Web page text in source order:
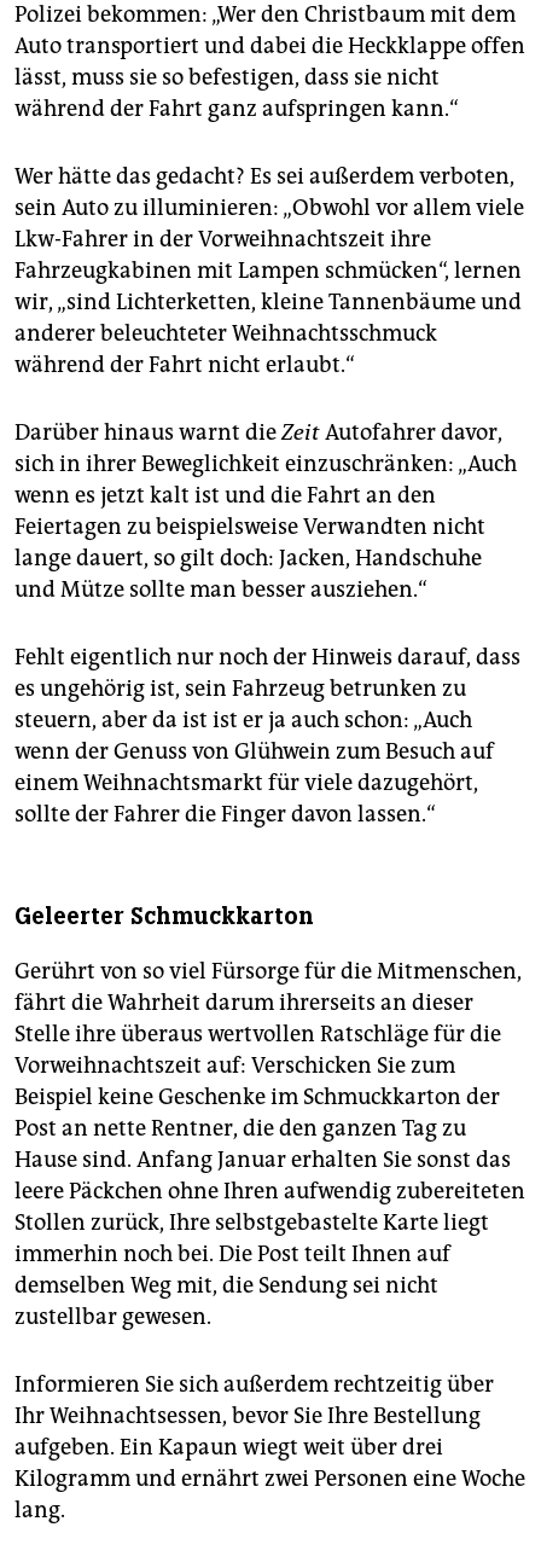
Polizei bekommen: „Wer den Christbaum mit dem
Auto transportiert und dabei die Heckklappe offen
lässt, muss sie so befestigen, dass sie nicht
während der Fahrt ganz aufspringen kann.“
Wer hätte das gedacht? Es sei außerdem verboten,
sein Auto zu illuminieren: „Obwohl vor allem viele
Lkw-Fahrer in der Vorweihnachtszeit ihre
Fahrzeugkabinen mit Lampen schmücken“, lernen
wir, „sind Lichterketten, kleine Tannenbäume und
anderer beleuchteter Weihnachtsschmuck
während der Fahrt nicht erlaubt.“
Darüber hinaus warnt dieZeitAutofahrer davor,
sich in ihrer Beweglichkeit einzuschränken: „Auch
wenn es jetzt kalt ist und die Fahrt an den
Feiertagen zu beispielsweise Verwandten nicht
lange dauert, so gilt doch: Jacken, Handschuhe
und Mütze sollte man besser ausziehen.“
Fehlt eigentlich nur noch der Hinweis darauf, dass
es ungehörig ist, sein Fahrzeug betrunken zu
steuern, aber da ist ist er ja auch schon: „Auch
wenn der Genuss von Glühwein zum Besuch auf
einem Weihnachtsmarkt für viele dazugehört,
sollte der Fahrer die Finger davon lassen.“
Geleerter Schmuckkarton
Gerührt von so viel Fürsorge für die Mitmenschen,
fährt die Wahrheit darum ihrerseits an dieser
Stelle ihre überaus wertvollen Ratschläge für die
Vorweihnachtszeit auf: Verschicken Sie zum
Beispiel keine Geschenke im Schmuckkarton der
Post an nette Rentner, die den ganzen Tag zu
Hause sind. Anfang Januar erhalten Sie sonst das
leere Päckchen ohne Ihren aufwendig zubereiteten
Stollen zurück, Ihre selbstgebastelte Karte liegt
immerhin noch bei. Die Post teilt Ihnen auf
demselben Weg mit, die Sendung sei nicht
zustellbar gewesen.
Informieren Sie sich außerdem rechtzeitig über
Ihr Weihnachtsessen, bevor Sie Ihre Bestellung
aufgeben. Ein Kapaun wiegt weit über drei
Kilogramm und ernährt zwei Personen eine Woche
lang.